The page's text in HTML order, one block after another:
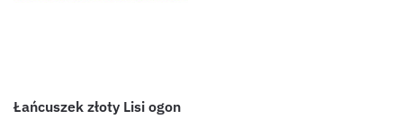
Łańcuszek złoty Lisi ogon